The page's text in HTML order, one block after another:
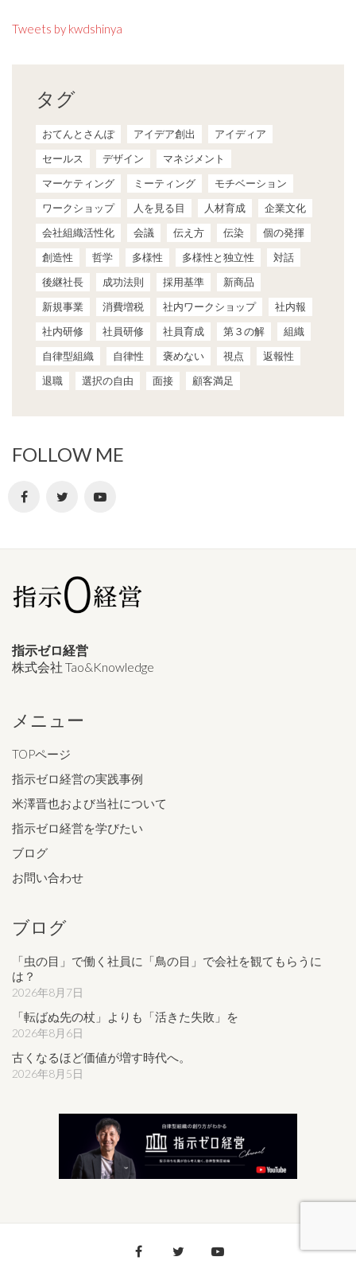
Tweets by kwdshinya
タグ
おてんとさんぽ アイデア創出
アイディア
セールス
デザイン
マネジメント
マーケティング
ミーティング
モチベーション
ワークショップ
人を見る目 人材育成
企業文化
会社組織活性化
会議 伝え方 伝染
個の発揮
創造性
哲学 多様性 多様性と独立性
対話
後継社長
成功法則 採用基準
新商品
新規事業
消費増税 社内ワークショップ
社内報
社内研修
社員研修 社員育成 第３の解
組織
自律型組織
自律性 褒めない 視点
返報性
退職
選択の自由 面接 顧客満足
FOLLOW ME
指示ゼロ経営
株式会社 Tao&Knowledge
メニュー
TOPページ
指示ゼロ経営の実践事例
米澤晋也および当社について
指示ゼロ経営を学びたい
ブログ
お問い合わせ
ブログ
「虫の目」で働く社員に「鳥の目」で会社を観てもらうに
は？
2026年8月7日
「転ばぬ先の杖」よりも「活きた失敗」を
2026年8月6日
古くなるほど価値が増す時代へ。
2026年8月5日